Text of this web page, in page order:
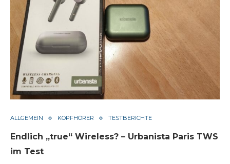
ALLGEMEIN KOPFHÖRER TESTBERICHTE
Endlich „true“ Wireless? – Urbanista Paris TWS
im Test